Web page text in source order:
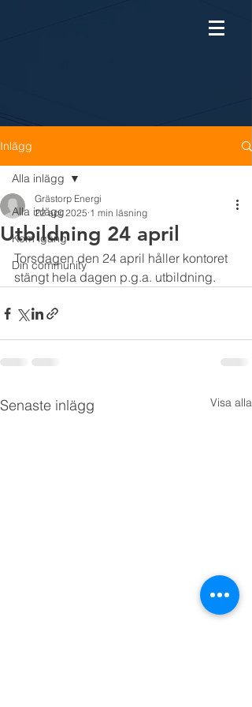
Inlägg
Alla inlägg
Kom igång
Din community
Alla inlägg
Utbildning 24 april
Grästorp Energi
22 apr. 2025 1 min läsning
Torsdagen den 24 april håller kontoret
stängt hela dagen p.g.a. utbildning.
Senaste inlägg Visa alla